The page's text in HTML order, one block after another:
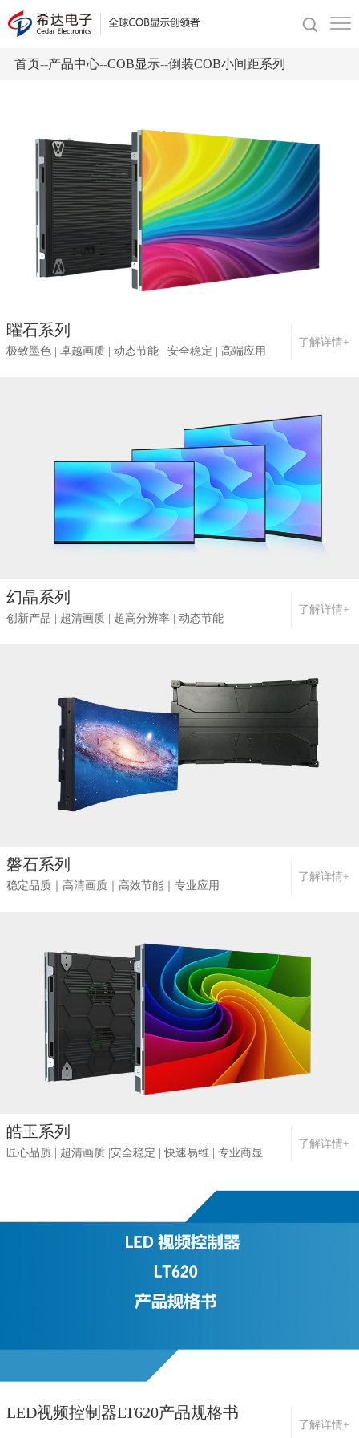
首页--产品中心--COB显示--倒装COB小间距系列
了解详情+
曜石系列
极致墨色 | 卓越画质 | 动态节能 | 安全稳定 | 高端应用
了解详情+
幻晶系列
创新产品 | 超清画质 | 超高分辨率 | 动态节能
了解详情+
磐石系列
稳定品质｜高清画质｜高效节能｜专业应用
了解详情+
皓玉系列
匠心品质 | 超清画质 |安全稳定 | 快速易维 | 专业商显
了解详情+
LED视频控制器LT620产品规格书